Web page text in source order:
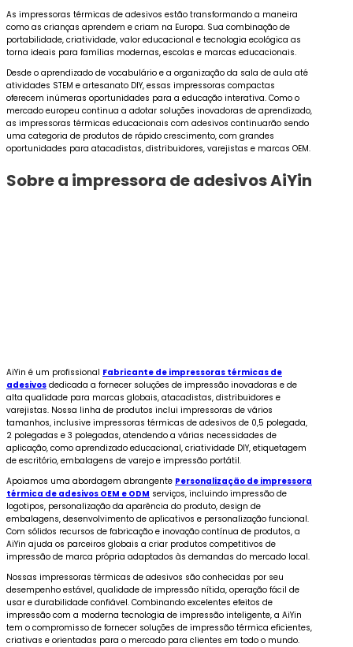
As impressoras térmicas de adesivos estão transformando a maneira
como as crianças aprendem e criam na Europa. Sua combinação de
portabilidade, criatividade, valor educacional e tecnologia ecológica as
torna ideais para famílias modernas, escolas e marcas educacionais.
Desde o aprendizado de vocabulário e a organização da sala de aula até
atividades STEM e artesanato DIY, essas impressoras compactas
oferecem inúmeras oportunidades para a educação interativa. Como o
mercado europeu continua a adotar soluções inovadoras de aprendizado,
as impressoras térmicas educacionais com adesivos continuarão sendo
uma categoria de produtos de rápido crescimento, com grandes
oportunidades para atacadistas, distribuidores, varejistas e marcas OEM.
Sobre a impressora de adesivos AiYin
AiYin é um profissional Fabricante de impressoras térmicas de
adesivos dedicada a fornecer soluções de impressão inovadoras e de
alta qualidade para marcas globais, atacadistas, distribuidores e
varejistas. Nossa linha de produtos inclui impressoras de vários
tamanhos, inclusive impressoras térmicas de adesivos de 0,5 polegada,
2 polegadas e 3 polegadas, atendendo a várias necessidades de
aplicação, como aprendizado educacional, criatividade DIY, etiquetagem
de escritório, embalagens de varejo e impressão portátil.
Apoiamos uma abordagem abrangente Personalização de impressora
térmica de adesivos OEM e ODM serviços, incluindo impressão de
logotipos, personalização da aparência do produto, design de
embalagens, desenvolvimento de aplicativos e personalização funcional.
Com sólidos recursos de fabricação e inovação contínua de produtos, a
AiYin ajuda os parceiros globais a criar produtos competitivos de
impressão de marca própria adaptados às demandas do mercado local.
Nossas impressoras térmicas de adesivos são conhecidas por seu
desempenho estável, qualidade de impressão nítida, operação fácil de
usar e durabilidade confiável. Combinando excelentes efeitos de
impressão com a moderna tecnologia de impressão inteligente, a AiYin
tem o compromisso de fornecer soluções de impressão térmica eficientes,
criativas e orientadas para o mercado para clientes em todo o mundo.